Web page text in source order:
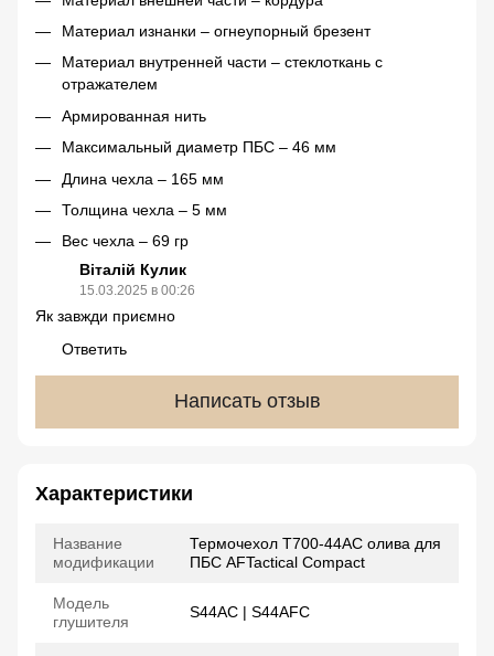
Материал изнанки – огнеупорный брезент
Материал внутренней части – стеклоткань с
отражателем
Армированная нить
Максимальный диаметр ПБС – 46 мм
Длина чехла – 165 мм
Толщина чехла – 5 мм
Вес чехла – 69 гр
Віталій Кулик
15.03.2025 в 00:26
Як завжди приємно
Ответить
Написать отзыв
Характеристики
Название
модификации
Термочехол Т700-44AC олива для
ПБС AFTactical Compact
Модель
глушителя
S44AC | S44AFC